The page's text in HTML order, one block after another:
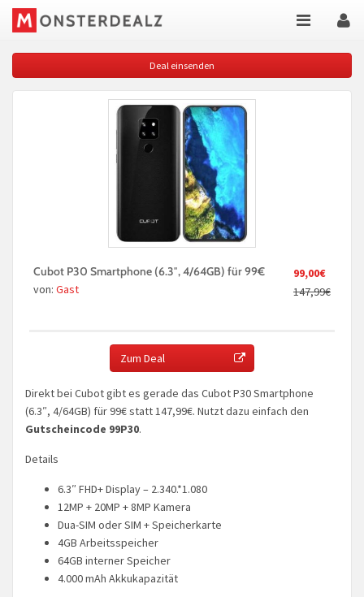
Deal einsenden
99,00€
147,99€
Cubot P30 Smartphone (6.3″, 4/64GB) für 99€
von: Gast
Zum Deal
Direkt bei Cubot gibt es gerade das Cubot P30 Smartphone
(6.3″, 4/64GB) für 99€ statt 147,99€. Nutzt dazu einfach den
Gutscheincode 99P30.
Details
6.3″ FHD+ Display – 2.340.*1.080
12MP + 20MP + 8MP Kamera
Dua-SIM oder SIM + Speicherkarte
4GB Arbeitsspeicher
64GB interner Speicher
4.000 mAh Akkukapazität